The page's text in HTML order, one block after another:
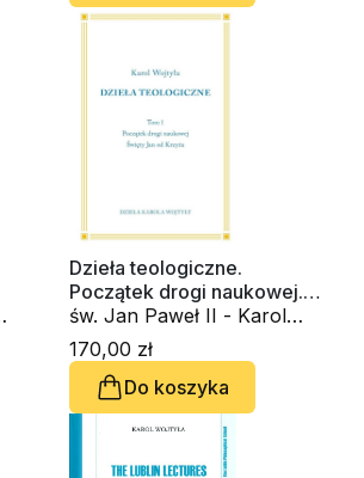
Dzieła teologiczne.
Początek drogi naukowej.
Święty Jan od Krzyża
św. Jan Paweł II - Karol
Wojtyła
170,00 zł
Do koszyka